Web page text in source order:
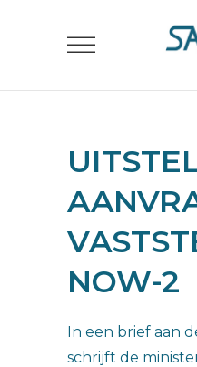
NOW-2
In een brief aan
schrijft de